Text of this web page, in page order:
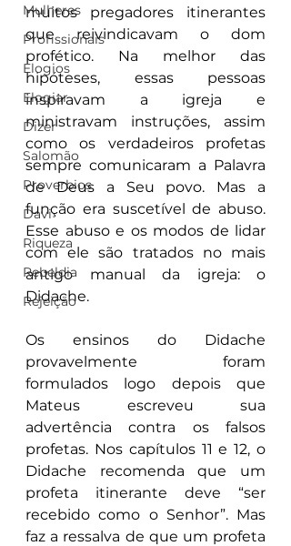
Mulheres
Profissionais
Elogios
Elogiar
Dizer
Salomão
Proverbios
Davi
Riqueza
Rebeldia
Rejeição
muitos pregadores itinerantes
que reivindicavam o dom
profético. Na melhor das
hipóteses, essas pessoas
inspiravam a igreja e
ministravam instruções, assim
como os verdadeiros profetas
sempre comunicaram a Palavra
de Deus a Seu povo. Mas a
função era suscetível de abuso.
Esse abuso e os modos de lidar
com ele são tratados no mais
antigo manual da igreja: o
Didache.
Os ensinos do Didache
provavelmente foram
formulados logo depois que
Mateus escreveu sua
advertência contra os falsos
profetas. Nos capítulos 11 e 12, o
Didache recomenda que um
profeta itinerante deve “ser
recebido como o Senhor”. Mas
faz a ressalva de que um profeta